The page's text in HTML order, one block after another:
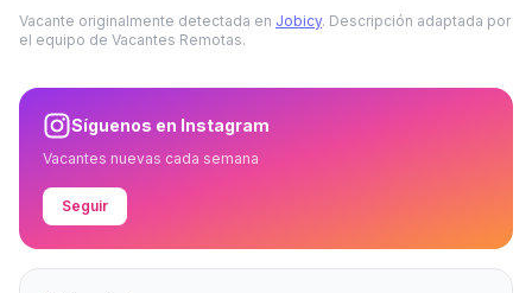
Vacante originalmente detectada en Jobicy. Descripción adaptada por
el equipo de Vacantes Remotas.
Síguenos en Instagram
Vacantes nuevas cada semana
Seguir